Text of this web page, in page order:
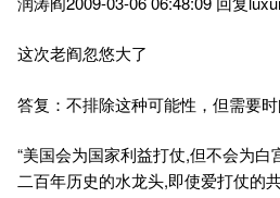
这次老阎忽悠大了
答复：不排除这种可能性，但需要时
“美国会为国家利益打仗,但不会为
二百年历史的水龙头,即使爱打仗的